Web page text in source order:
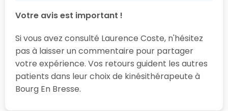
Votre avis est important !
Si vous avez consulté Laurence Coste, n'hésitez
pas à laisser un commentaire pour partager
votre expérience. Vos retours guident les autres
patients dans leur choix de kinésithérapeute à
Bourg En Bresse.